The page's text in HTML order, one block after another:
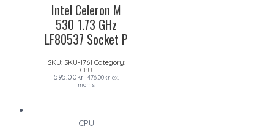
Intel Celeron M
530 1.73 GHz
LF80537 Socket P
SKU: SKU-1761 Category:
CPU
595.00kr 476.00krex.
moms
CPU